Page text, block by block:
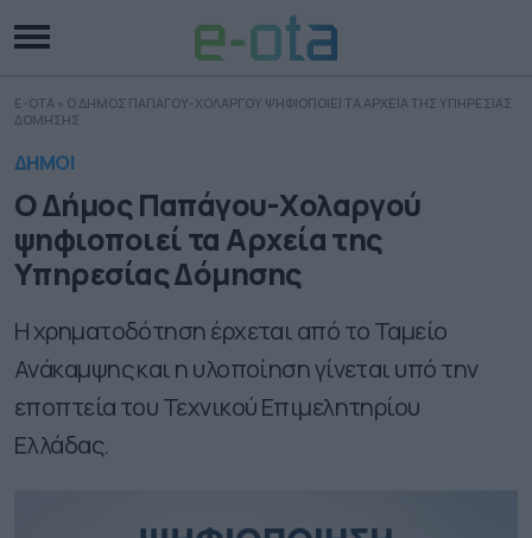
E-OTA » Ο ΔΗΜΟΣ ΠΑΠΑΓΟΥ-ΧΟΛΑΡΓΟΥ ΨΗΦΙΟΠΟΙΕΙ ΤΑ ΑΡΧΕΙΑ ΤΗΣ ΥΠΗΡΕΣΙΑΣ
ΔΟΜΗΣΗΣ
ΔΗΜΟΙ
Ο Δήμος Παπάγου-Χολαργού
ψηφιοποιεί τα Αρχεία της
Υπηρεσίας Δόμησης
Η χρηματοδότηση έρχεται από το Ταμείο
Ανάκαμψης και η υλοποίηση γίνεται υπό την
εποπτεία του Τεχνικού Επιμελητηρίου
Ελλάδας.